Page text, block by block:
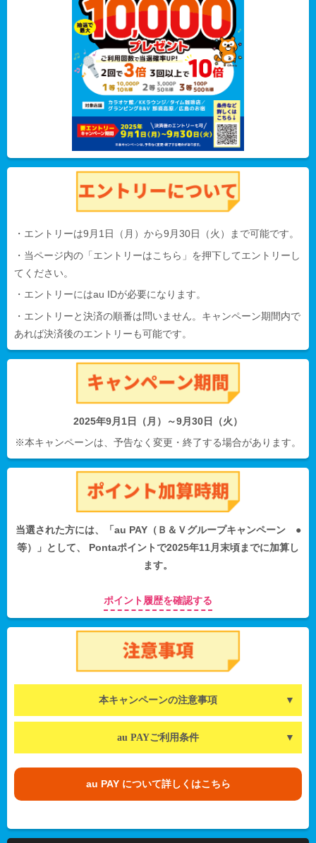
・エントリーは9月1日（月）から9月30日（火）まで可能です。
・当ページ内の「エントリーはこちら」を押下してエントリーし
てください。
・エントリーにはau IDが必要になります。
・エントリーと決済の順番は問いません。キャンペーン期間内で
あれば決済後のエントリーも可能です。
2025年9月1日（月）～9月30日（火）
※本キャンペーンは、予告なく変更・終了する場合があります。
当選された方には、「au PAY（Ｂ＆Ｖグループキャンペーン ●
等）」として、 Pontaポイントで2025年11月末頃までに加算し
ます。
ポイント履歴を確認する
本キャンペーンの注意事項
au PAYご利用条件
au PAY について詳しくはこちら